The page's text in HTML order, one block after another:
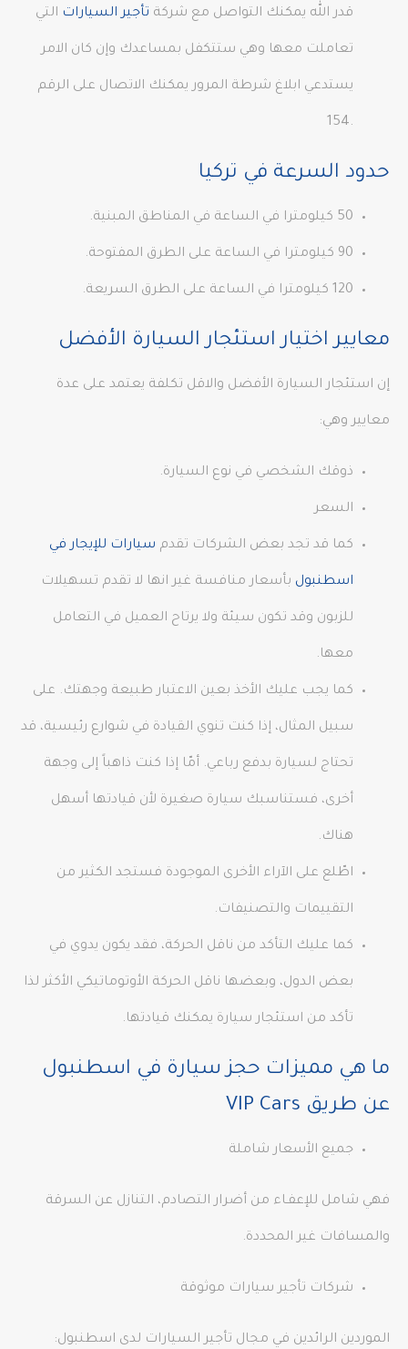
قدر الله يمكنك التواصل مع شركة تأجير السيارات التي
تعاملت معها وهي ستتكفل بمساعدك وإن كان الامر
يستدعي ابلاغ شرطة المرور يمكنك الاتصال على الرقم
.154
حدود السرعة في تركيا
50 كيلومترا في الساعة في المناطق المبنية.
90 كيلومترا في الساعة على الطرق المفتوحة.
120 كيلومترا في الساعة على الطرق السريعة.
معايير اختيار استئجار السيارة الأفضل
إن استئجار السيارة الأفضل والاقل تكلفة يعتمد على عدة
معايير وهي:
ذوقك الشخصي في نوع السيارة.
السعر
كما قد تجد بعض الشركات تقدم سيارات للإيجار في
اسطنبول بأسعار منافسة غير انها لا تقدم تسهيلات
للزبون وقد تكون سيئة ولا يرتاح العميل في التعامل
معها.
كما يجب عليك الأخذ بعين الاعتبار طبيعة وجهتك. على
سبيل المثال، إذا كنت تنوي القيادة في شوارع رئيسية، قد
تحتاج لسيارة بدفع رباعي. أمّا إذا كنت ذاهباً إلى وجهة
أخرى، فستناسبك سيارة صغيرة لأن قيادتها أسهل
هناك.
اطّلع على الآراء الأخرى الموجودة فستجد الكثير من
التقييمات والتصنيفات.
كما عليك التأكد من ناقل الحركة، فقد يكون يدوي في
بعض الدول، وبعضها ناقل الحركة الأوتوماتيكي الأكثر لذا
تأكد من استئجار سيارة يمكنك قيادتها.
ما هي مميزات حجز سيارة في اسطنبول
عن طريق VIP Cars
جميع الأسعار شاملة
فهي شامل للإعفـاء من أضرار التصادم، التنازل عن السرقة
والمسافات غير المحددة.
شركات تأجير سيارات موثوقة
الموردين الرائدين في مجال تأجير السيارات لدى اسطنبول: